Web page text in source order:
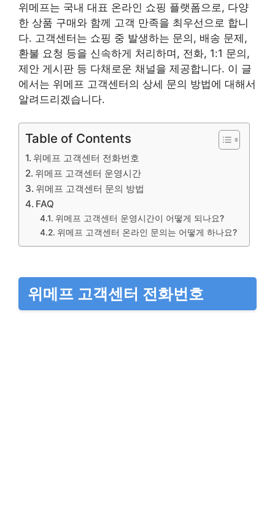
위메프는 국내 대표 온라인 쇼핑 플랫폼으로, 다양
한 상품 구매와 함께 고객 만족을 최우선으로 합니
다. 고객센터는 쇼핑 중 발생하는 문의, 배송 문제,
환불 요청 등을 신속하게 처리하며, 전화, 1:1 문의,
제안 게시판 등 다채로운 채널을 제공합니다. 이 글
에서는 위메프 고객센터의 상세 문의 방법에 대해서
알려드리겠습니다.
Table of Contents
위메프 고객센터 전화번호
위메프 고객센터 운영시간
위메프 고객센터 문의 방법
FAQ
위메프 고객센터 운영시간이 어떻게 되나요?
위메프 고객센터 온라인 문의는 어떻게 하나요?
위메프 고객센터 전화번호